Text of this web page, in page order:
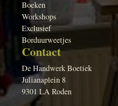
Boeken
Workshops
Exclusief
Borduurweetjes
Contact
De Handwerk Boetiek
Julianaplein 8
9301 LA Roden